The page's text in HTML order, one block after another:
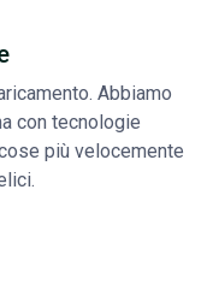
Abbiamo
con tecnologie
più velocemente